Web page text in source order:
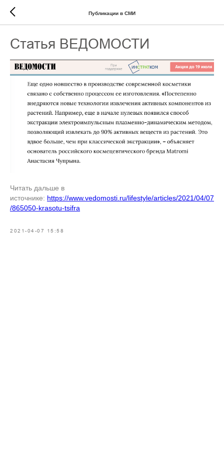
Публикации в СМИ
Статья ВЕДОМОСТИ
Читать дальше в
источнике: https://www.vedomosti.ru/lifestyle/articles/2021/04/07
/865050-krasotu-tsifra
2021-04-07 15:58